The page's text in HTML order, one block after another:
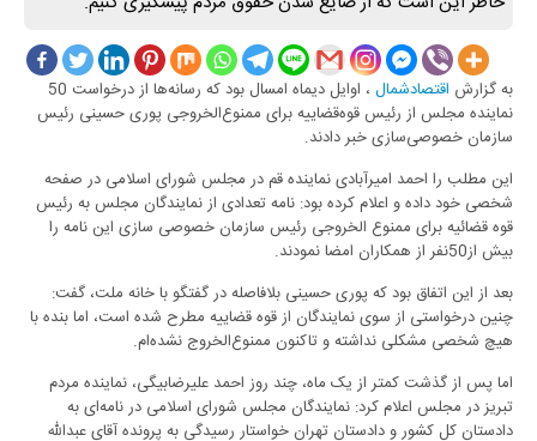
به گزارش اقتصادشمال
، اوایل دیماه امسال بود که رسانه‌ها از درخواست 50
نماینده مجلس از رئیس قوه‌قضاییه برای ممنوع‌الخروجی پوری حسینی رئیس
سازمان خصوصی‌سازی خبر دادند.
این مطلب را احمد امیرآبادی نماینده قم در مجلس شورای اسلامی در صفحه
شخصی خود داده و اعلام کرده بود: نامه تعدادی از نمایندگان مجلس به رئیس
قوه قضائیه برای ممنوع الخروجی رئیس سازمان خصوصی سازی این نامه را
بیش از50نفر از همکاران امضا نمودند.
بعد از این اتفاق بود که پوری حسینی بلافاصله در گفتگو با خانه ملت، گفت:
چنین درخواستی از سوی نمایندگان از قوه قضاییه مطرح شده است، اما بنده با
هیچ شخصی مشکلی نداشته و تاکنون ممنوع‌الخروج نشده‌ام.
اما پس از گذشت کمتر از یک ماه، چند روز احمد علیرضابیگی، نماینده مردم
تبریز در مجلس اعلام کرد: نمایندگان مجلس شورای اسلامی در نامه‌ای به
دادستان کل کشور و دادستان تهران خواستار رسیدگی به پرونده آقای عبدالله